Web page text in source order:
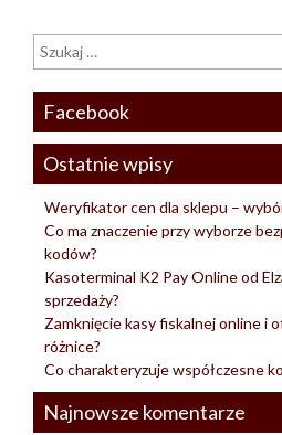
Facebook
Ostatnie wpisy
Weryfikator cen dla sklepu –
Co ma znaczenie przy wyborze
kodów?
Kasoterminal K2 Pay Online od
sprzedaży?
Zamknięcie kasy fiskalnej online i
różnice?
Co charakteryzuje współczesne
Najnowsze komentarze